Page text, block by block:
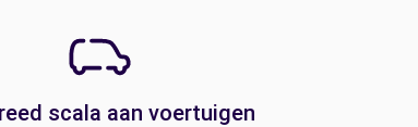
scala aan voertuigen